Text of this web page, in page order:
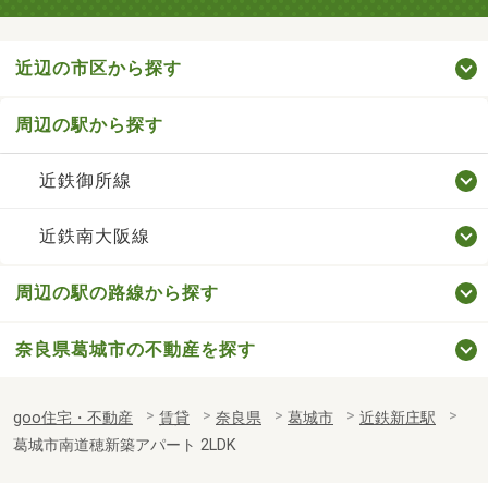
近辺の市区から探す
周辺の駅から探す
近鉄御所線
近鉄南大阪線
周辺の駅の路線から探す
奈良県葛城市の不動産を探す
goo住宅・不動産 賃貸 奈良県 葛城市
近鉄新庄駅
葛城市南道穂新築アパート 2LDK